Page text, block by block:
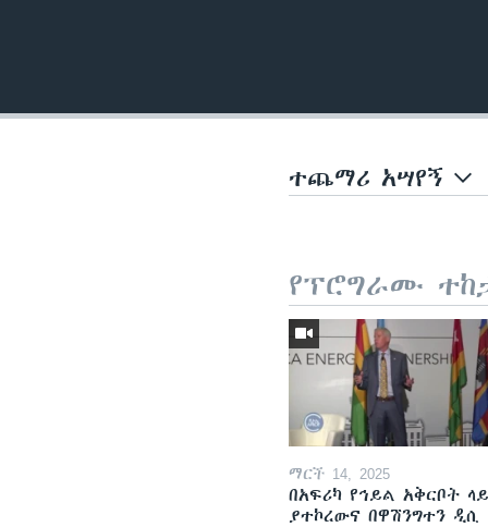
ተጨማሪ አሣየኝ
የፕሮግራሙ
ማርች 14, 2025
በአፍሪካ የኅይል አቅርቦት
ያተኮረውና በዋሽንግተን ዲሲ